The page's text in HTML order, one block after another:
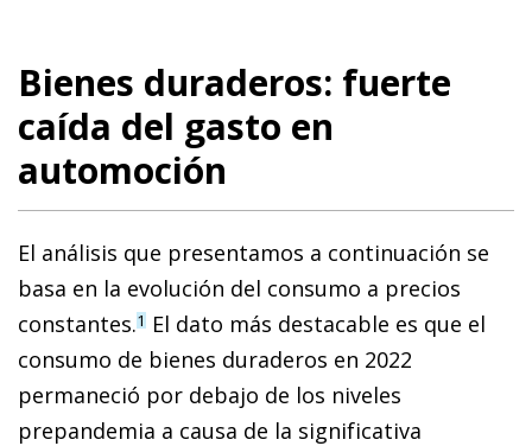
Bienes duraderos: fuerte
caída del gasto en
automoción
El análisis que presentamos a continuación se
basa en la evolución del consumo a precios
constantes.1 El dato más destacable es que el
consumo de bienes duraderos en 2022
permaneció por debajo de los niveles
prepandemia a causa de la significativa